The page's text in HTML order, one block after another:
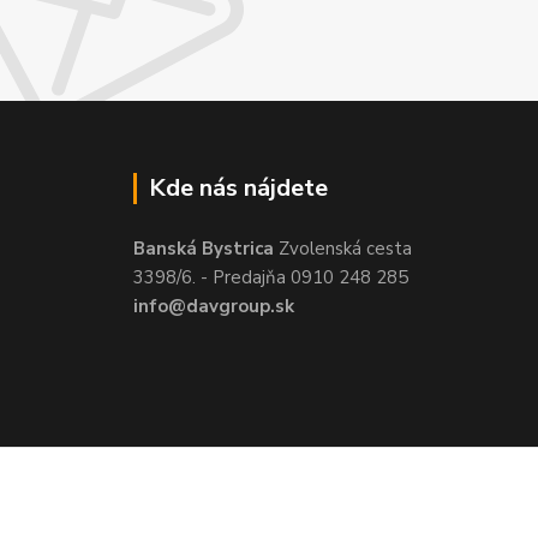
Kde nás nájdete
Banská Bystrica Zvolenská cesta
3398/6. - Predajňa 0910 248 285
info@davgroup.sk